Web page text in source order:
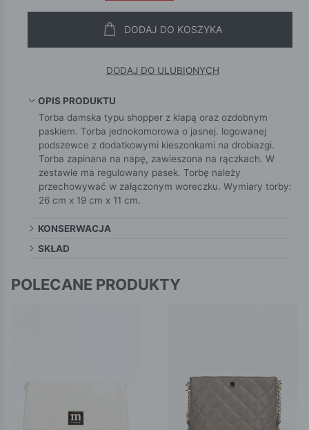
DODAJ DO KOSZYKA
DODAJ DO ULUBIONYCH
OPIS PRODUKTU
Torba damska typu shopper z klapą oraz ozdobnym
paskiem. Torba jednokomorowa o jasnej. logowanej
podszewce z dodatkowymi kieszonkami na drobiazgi.
Torba zapinana na napę, zawieszona na rączkach. W
zestawie ma regulowany pasek. Torbę należy
przechowywać w załączonym woreczku. Wymiary torby:
26 cm x 19 cm x 11 cm.
KONSERWACJA
SKŁAD
POLECANE PRODUKTY